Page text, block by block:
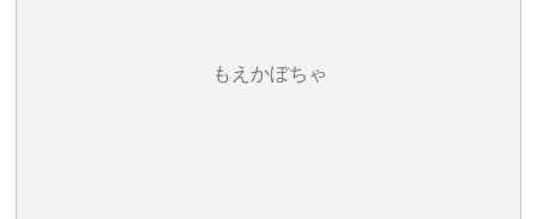
もえかぼちゃ